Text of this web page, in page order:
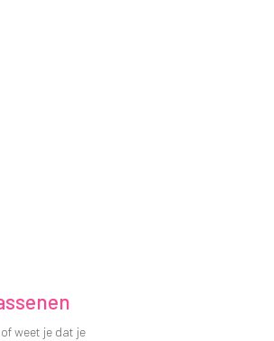
weet je dat je